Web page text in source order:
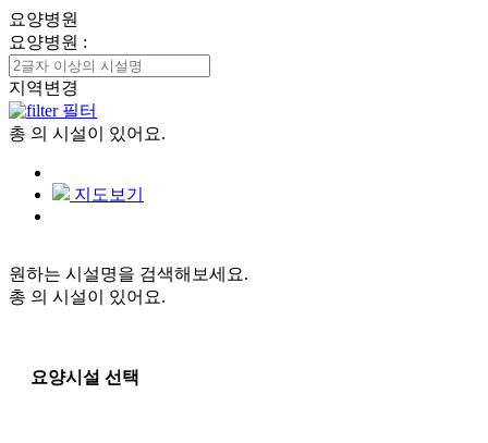
요양병원
요양병원 :
지역변경
필터
총 의 시설이 있어요.
지도보기
원하는 시설명을 검색해보세요.
총 의 시설이 있어요.
요양시설 선택